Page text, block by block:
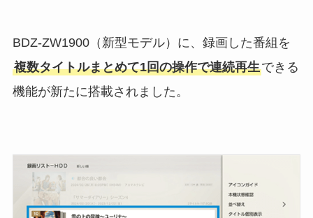
BDZ-ZW1900（新型モデル）に、録画した番組を
複数タイトルまとめて1回の操作で連続再生できる
機能が新たに搭載されました。